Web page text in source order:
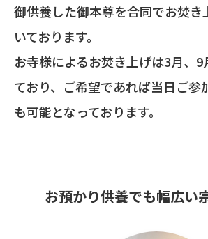
御供養した御本尊を合同でお焚き
いております。
お寺様によるお焚き上げは3月、
ており、ご希望であれば当日ご参
も可能となっております。
お預かり供養でも幅広い